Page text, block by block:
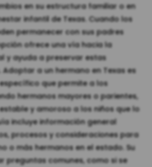
en su estructura familiar o en
infantil de Texas. Cuando los
permanecer con sus padres
ofrece una vía hacia la
y ayuda a preservar estas
a un hermano en Texas es
que permite a los
hermanos mayores o parientes,
y amoroso a los niños que lo
incluye información general
procesos y consideraciones para
o más hermanos en el estado. Su
preguntas comunes, como si se